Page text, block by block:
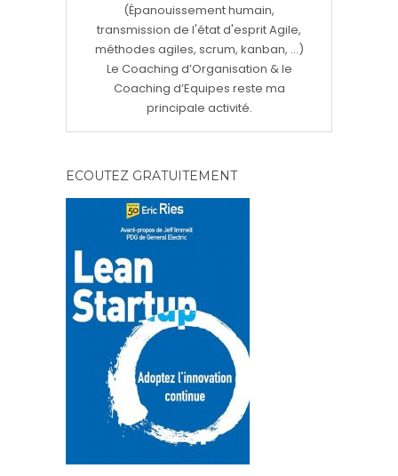
(Épanouissement humain,
transmission de l'état d'esprit Agile,
méthodes agiles, scrum, kanban, ...)
Le Coaching d’Organisation & le
Coaching d’Equipes reste ma
principale activité.
ECOUTEZ GRATUITEMENT